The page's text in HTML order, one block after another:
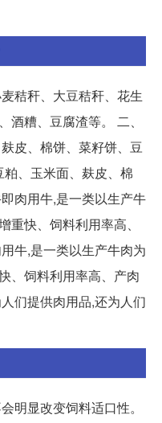
秸秆、大豆秸秆、花生
糟、豆腐渣等。 二、
皮、棉饼、菜籽饼、豆
、玉米面、麸皮、棉
肉用牛,是一类以生产牛
重快、饲料利用率高、
牛,是一类以生产牛肉为
、饲料利用率高、产肉
们提供肉用品,还为人们
明显改变饲料适口性。